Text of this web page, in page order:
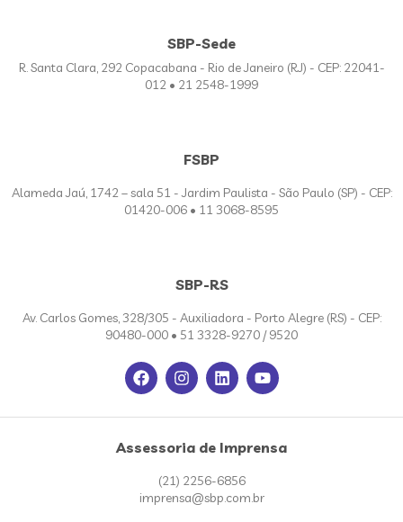
SBP-Sede
R. Santa Clara, 292 Copacabana - Rio de Janeiro (RJ) - CEP: 22041-
012 • 21 2548-1999
FSBP
Alameda Jaú, 1742 – sala 51 - Jardim Paulista - São Paulo (SP) - CEP:
01420-006 • 11 3068-8595
SBP-RS
Av. Carlos Gomes, 328/305 - Auxiliadora - Porto Alegre (RS) - CEP:
90480-000 • 51 3328-9270 / 9520
Assessoria de Imprensa
(21) 2256-6856
imprensa@sbp.com.br